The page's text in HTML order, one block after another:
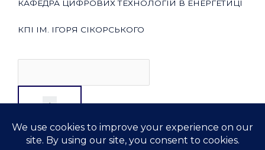
КАФЕДРА ЦИФРОВИХ ТЕХНОЛОГІЙ В ЕНЕРГЕТИЦІ
КПІ ІМ. ІГОРЯ СІКОРСЬКОГО